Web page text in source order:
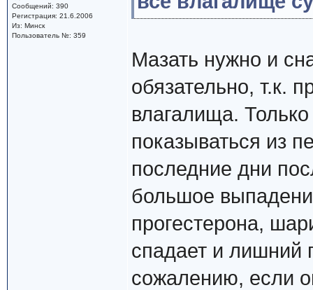
Сообщений: 390
Регистрация: 21.6.2006
Из: Минск
Пользователь №: 359
Мазать нужно и
обязательно, т.к.
влагалища.
показываться из
последние дни
большое
прогестерона,
спадает и лишний
сожалению, если